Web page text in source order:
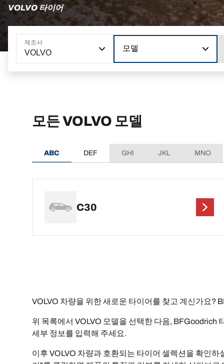
VOLVO 타이어
제조사
VOLVO
모델
모든 VOLVO 모델
ABC DEF GHI JKL MNO
C30
VOLVO 차량을 위한 새로운 타이어를 찾고 계신가요?
위 목록에서 VOLVO 모델을 선택한 다음, BFGoodrich
세부 정보를 입력해 주세요.
이후 VOLVO 차량과 호환되는 타이어 셀렉션을 확인